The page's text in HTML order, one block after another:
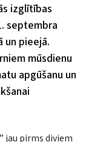
izglītības
septembra
un pieejā.
mūsdienu
apgūšanu un
jau pirms diviem